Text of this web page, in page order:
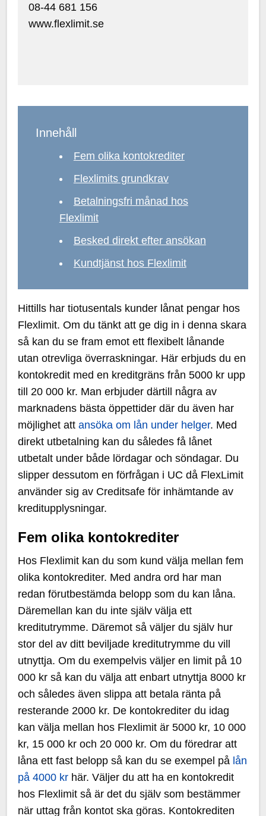
08-44 681 156
www.flexlimit.se
Innehåll
Fem olika kontokrediter
Flexlimits grundkrav
Betalningsfri månad hos
Flexlimit
Besked direkt efter ansökan
Kundtjänst hos Flexlimit
Hittills har tiotusentals kunder lånat pengar hos
Flexlimit. Om du tänkt att ge dig in i denna skara
så kan du se fram emot ett flexibelt lånande
utan otrevliga överraskningar. Här erbjuds du en
kontokredit med en kreditgräns från 5000 kr upp
till 20 000 kr. Man erbjuder därtill några av
marknadens bästa öppettider där du även har
möjlighet attansöka om lån under helger. Med
direkt utbetalning kan du således få lånet
utbetalt under både lördagar och söndagar. Du
slipper dessutom en förfrågan i UC då FlexLimit
använder sig av Creditsafe för inhämtande av
kreditupplysningar.
Fem olika kontokrediter
Hos Flexlimit kan du som kund välja mellan fem
olika kontokrediter. Med andra ord har man
redan förutbestämda belopp som du kan låna.
Däremellan kan du inte själv välja ett
kreditutrymme. Däremot så väljer du själv hur
stor del av ditt beviljade kreditutrymme du vill
utnyttja. Om du exempelvis väljer en limit på 10
000 kr så kan du välja att enbart utnyttja 8000 kr
och således även slippa att betala ränta på
resterande 2000 kr. De kontokrediter du idag
kan välja mellan hos Flexlimit är 5000 kr, 10 000
kr, 15 000 kr och 20 000 kr. Om du föredrar att
låna ett fast belopp så kan du se exempel på lån
på 4000 kr här. Väljer du att ha en kontokredit
hos Flexlimit så är det du själv som bestämmer
när uttag från kontot ska göras. Kontokrediten